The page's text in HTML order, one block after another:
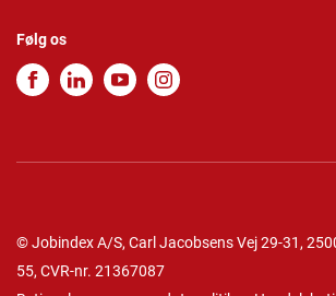
Følg os
© Jobindex A/S, Carl Jacobsens Vej 29-31,
55, CVR-nr. 21367087